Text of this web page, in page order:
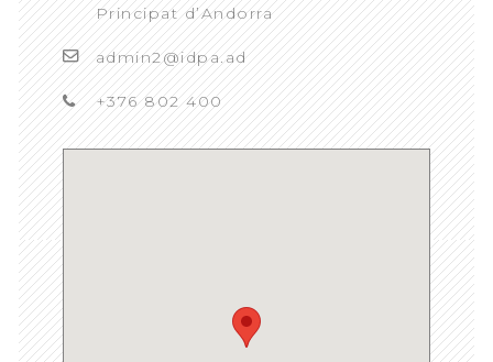
Principat d’Andorra
admin2@idpa.ad
+376 802 400